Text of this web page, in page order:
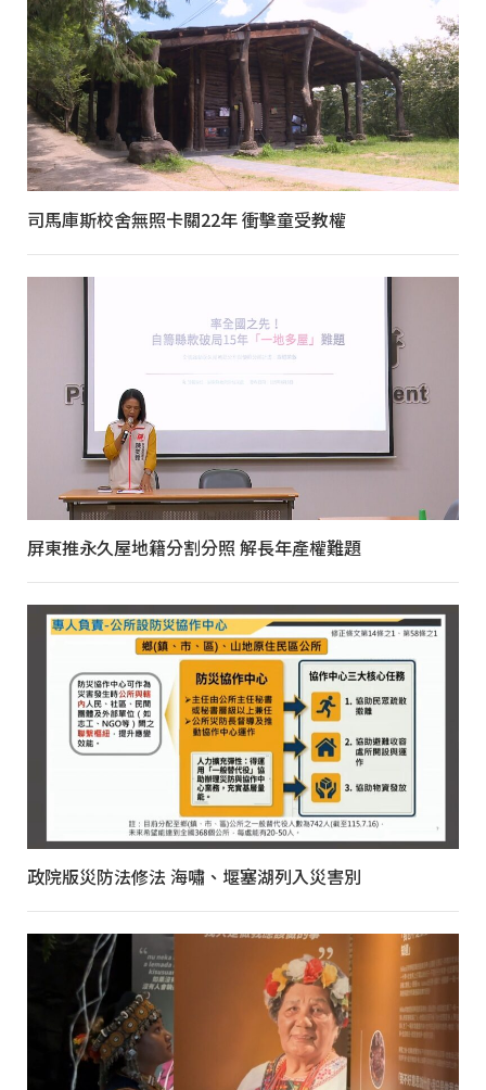
司馬庫斯校舍無照卡關22年 衝擊童受教權
屏東推永久屋地籍分割分照 解長年產權難題
政院版災防法修法 海嘯、堰塞湖列入災害別